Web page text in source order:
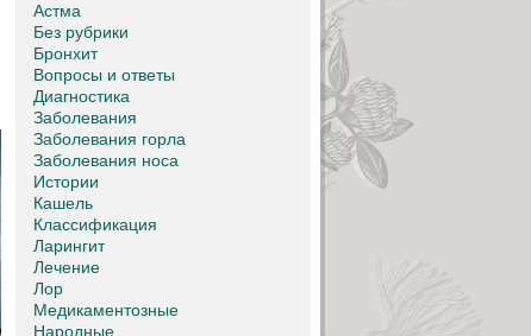
Астма
Без рубрики
Бронхит
Вопросы и ответы
Диагностика
Заболевания
Заболевания горла
Заболевания носа
Истории
Кашель
Классификация
Ларингит
Лечение
Лор
Медикаментозные
Народные